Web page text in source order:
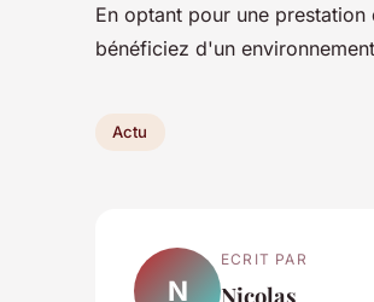
En optant pour une
bénéficiez d'un
Actu
N
ECRIT PAR
Nicolas